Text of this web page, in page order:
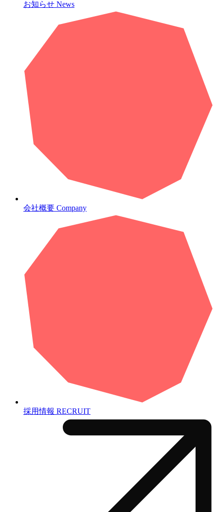
お知らせ News
会社概要 Company
採用情報 RECRUIT